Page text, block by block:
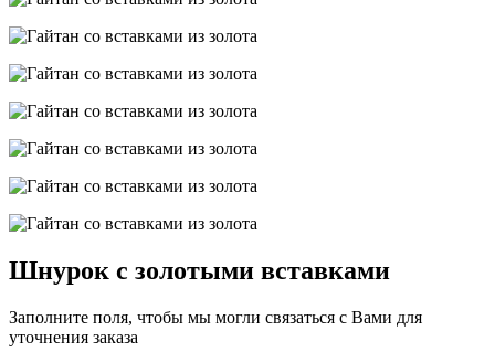
Шнурок с золотыми вставками
Заполните поля, чтобы мы могли связаться с Вами для
уточнения заказа